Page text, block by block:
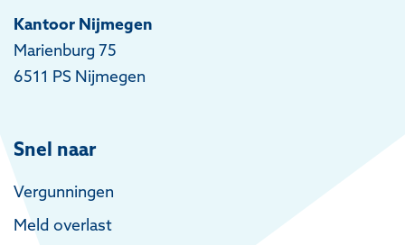
Kantoor Nijmegen
Marienburg 75
6511 PS Nijmegen
Snel naar
Vergunningen
Meld overlast